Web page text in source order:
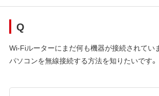
Q
Wi-Fiルーターにまだ何も機器が接続されてい
パソコンを無線接続する方法を知りたいです。